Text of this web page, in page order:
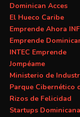
Dominican Acces
El Hueco Caribe
Emprende Ahora
Emprende
INTEC Emprende
Jompéame
Ministerio de
Parque Cibernético
Rizos de Felicidad
Startups